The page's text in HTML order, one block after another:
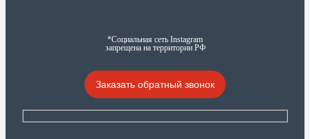
*Социальная сеть Instagram
запрещена на территории РФ
Заказать обратный звонок